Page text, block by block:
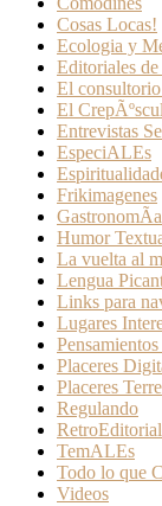
Cosas Locas!
Ecologia y
Editoriales de
El
El
Entrevistas
EspeciALEs
Frikimagenes
Humor
La vuelta al
Lengua
Links para
Lugares
Placeres
Placeres
Regulando
TemALEs
Todo lo que
Videos